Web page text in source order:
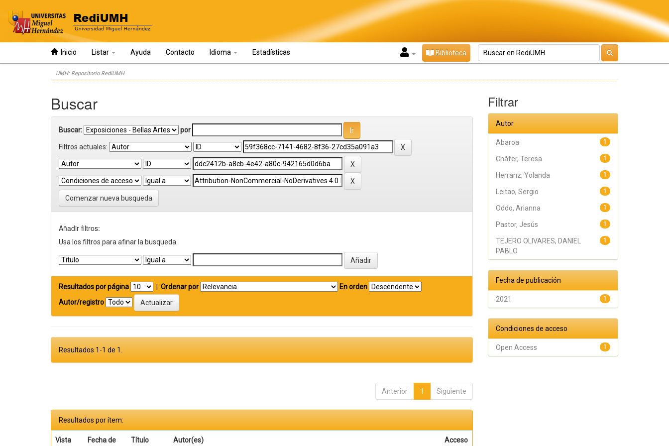
Inicio Listar Ayuda Contacto Idioma Estadísticas Biblioteca
UMH: Repositorio RediUMH
Buscar
Buscar: por
Filtros actuales:
Comenzar nueva busqueda
Añadir filtros:
Usa los filtros para afinar la busqueda.
Resultados por página Ordenar por
En orden
Autor/registro
Resultados 1-1 de 1.
Anterior 1 Siguiente
Resultados por ítem:
Vista Fecha de Título Autor(es) Acceso
Filtrar
Autor
1
Abaroa
1
Cháfer, Teresa
1
Herranz, Yolanda
1
Leitao, Sergio
1
Oddo, Arianna
1
Pastor, Jesús
1
TEJERO OLIVARES, DANIEL
PABLO
Fecha de publicación
1
2021
Condiciones de acceso
1
Open Access